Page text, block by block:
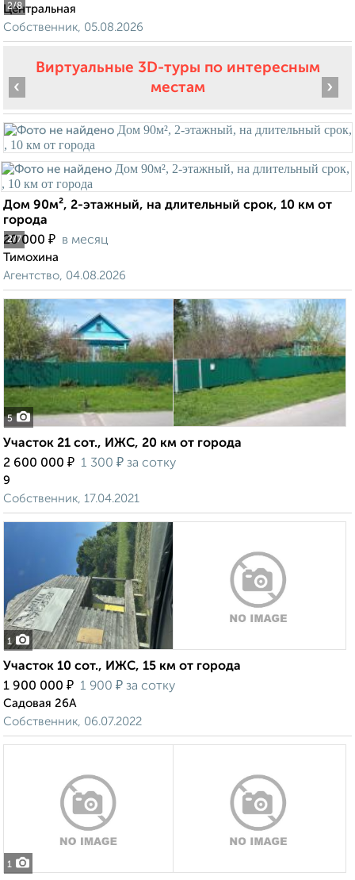
2/8
Центральная
Собственник, 05.08.2026
Виртуальные 3D-туры по интересным
местам
2/7
‹ ›
Дом 90м², 2-этажный, на длительный срок, 10 км от
города
20 000 ₽ в месяц
Тимохина
Агентство, 04.08.2026
5
Участок 21 сот., ИЖС, 20 км от города
2 600 000 ₽ 1 300 ₽ за сотку
9
Собственник, 17.04.2021
1
Участок 10 сот., ИЖС, 15 км от города
1 900 000 ₽ 1 900 ₽ за сотку
Садовая 26А
Собственник, 06.07.2022
1